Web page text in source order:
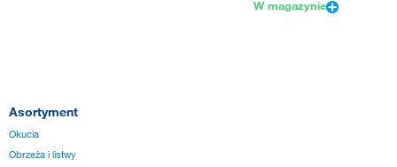
W magazynie
Asortyment
Okucia
Obrzeża i listwy